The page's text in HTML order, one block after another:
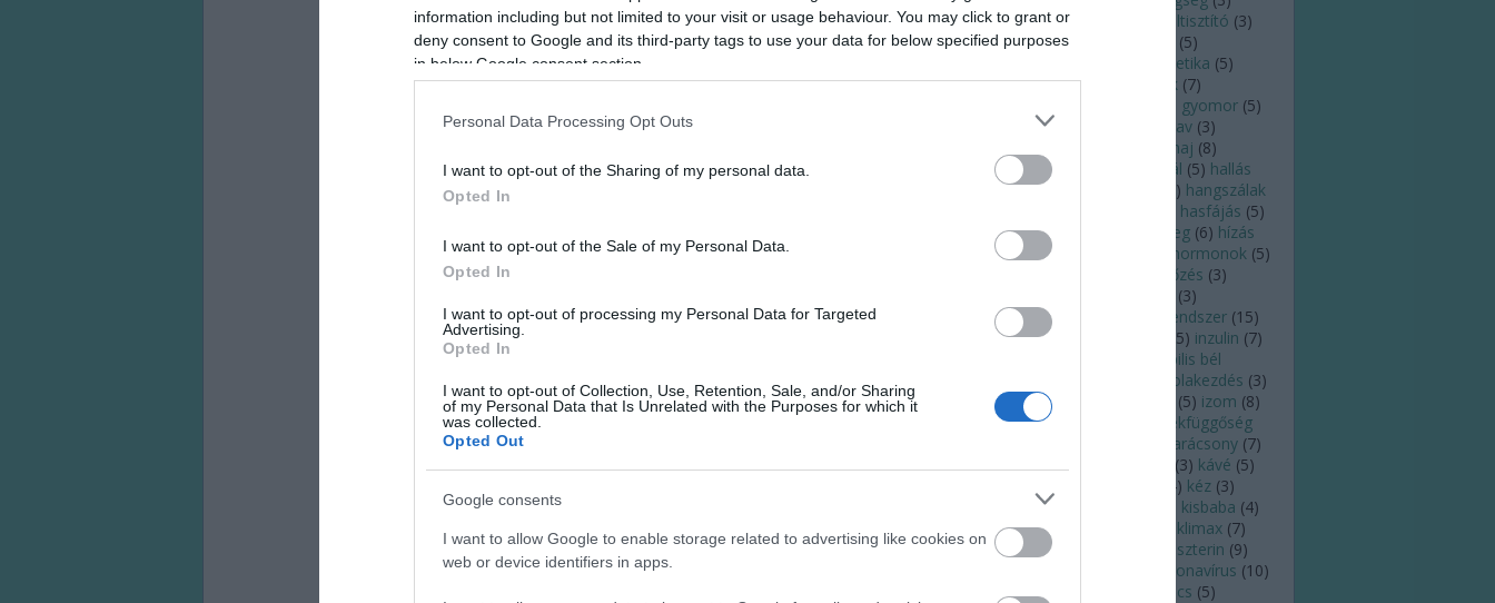
information including but not limited to your visit or usage behaviour. You may click to grant or
deny consent to Google and its third-party tags to use your data for below specified purposes
in below Google consent section.
Personal Data Processing Opt Outs
I want to opt-out of the Sharing of my personal data.
Opted In
I want to opt-out of the Sale of my Personal Data.
Opted In
I want to opt-out of processing my Personal Data for Targeted
Advertising.
Opted In
I want to opt-out of Collection, Use, Retention, Sale, and/or Sharing
of my Personal Data that Is Unrelated with the Purposes for which it
was collected.
Opted Out
Google consents
I want to allow Google to enable storage related to advertising like cookies on
web or device identifiers in apps.
füldugulás (5 fültisztító (3)
fülzsír (3) fülzúgás (5)
genetika (5)
gerinc (3) gomba gyerek (7)
gyomor (5)
gyomorrontás
gyomorsav (3)
haj (8)
hajhullás
( halál (5) hallás
hallásromlás ) hangszálak
hasfájás (5)
hasmenés
hideg (6) hízás
) hőguta hormonok (5)
HPV-fertőzés (3)
(3)
immunerősítés
immunrendszer (15)
influenza ( 5) inzulin (7)
irritábilis bél
iskolakezdés (3)
ivás
5) íz ( (5) izom (8)
izzadás (5
játékfüggőség
karácsony (7)
(3) kávé (5)
4) kéz (3)
(3 kisbaba (4)
kismama
klimax (7)
koffein
) koleszterin (9)
koronavírus (10)
kullancs (5)